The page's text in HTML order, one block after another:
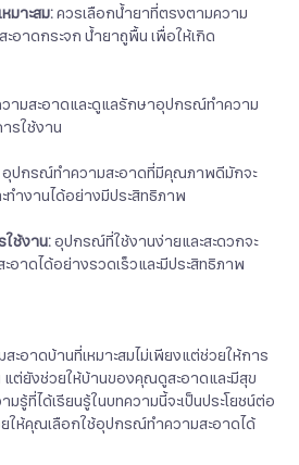
มาะสม:ควรเลือกน้ำยาที่ตรงตามความ
อาดกระจก น้ำยาถูพื้น เพื่อให้เกิด
ามสะอาดและดูแลรักษาอุปกรณ์ทำความ
รใช้งาน
อุปกรณ์ทำความสะอาดที่มีคุณภาพดีมักจะ
ำงานได้อย่างมีประสิทธิภาพ
ช้งาน:อุปกรณ์ที่ใช้งานง่ายและสะดวกจะ
าดได้อย่างรวดเร็วและมีประสิทธิภาพ
อาดบ้านที่เหมาะสมไม่เพียงแต่ช่วยให้การ
แต่ยังช่วยให้บ้านของคุณดูสะอาดและมีสุข
ที่ได้เรียนรู้ในบทความนี้จะเป็นประโยชน์ต่อ
ให้คุณเลือกใช้อุปกรณ์ทำความสะอาดได้